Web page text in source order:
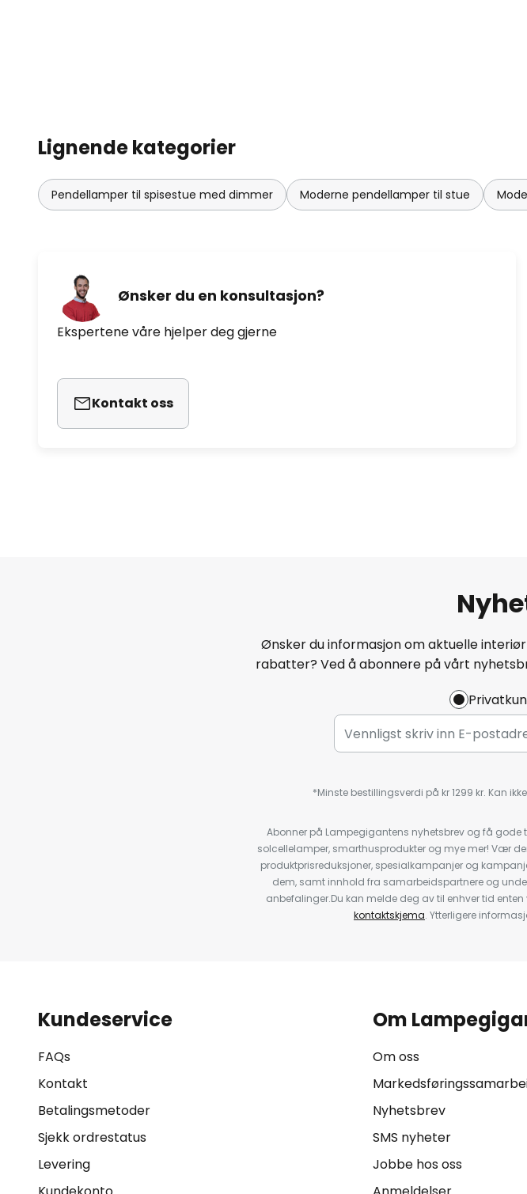
Lignende kategorier
Pendellamper til spisestue med dimmer Moderne pendellamper til stue
Ønsker du en konsultasjon?
Ekspertene våre hjelper deg gjerne
Kontakt oss
Ønsker du informasjon om aktuelle
rabatter? Ved å abonnere på vårt
*Minste bestillingsverdi på kr 1299 kr. Kan
Abonner på Lampegigantens nyhetsbrev og få
solcellelamper, smarthusprodukter og mye mer! Vær
produktprisreduksjoner, spesialkampanjer og
dem, samt innhold fra samarbeidspartnere og
anbefalinger.Du kan melde deg av til enhver tid
kontaktskjema. Ytterligere
Kundeservice
FAQs
Kontakt
Betalingsmetoder
Sjekk ordrestatus
Levering
Om
Om oss
Nyhetsbrev
SMS nyheter
Jobbe hos oss